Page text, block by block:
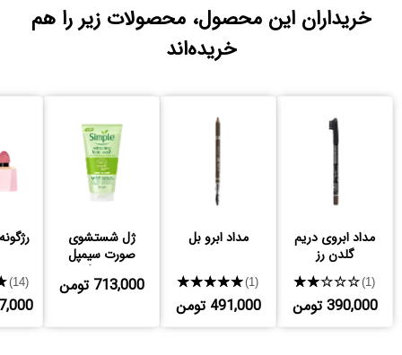
خریداران این محصول، محصولات زیر را هم
خریده‌اند
مداد ابروی دریم
گلدن رز
★★★★★(1)
390,000 تومن
مداد ابرو بل
★★★★★(1)
491,000 تومن
ژل شستشوی
صورت سیمپل
رفرشینگ
713,000 تومن (14)